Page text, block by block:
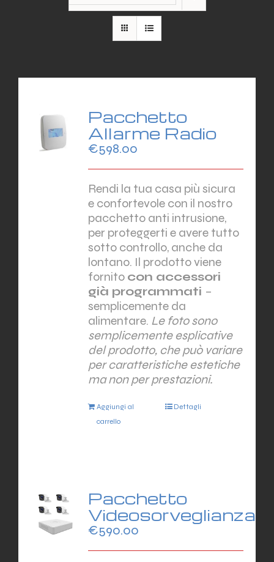
Pacchetto
Allarme Radio
€598.00
Rendi la tua casa più sicura
e confortevole con il nostro
pacchetto anti intrusione,
per proteggerti e avere tutto
sotto controllo, anche da
lontano. Il prodotto viene
fornito con accessori
già programmati –
semplicemente da
alimentare. Le foto sono
semplicemente esplicative
del prodotto, che può variare
per caratteristiche estetiche
ma non per prestazioni.
Aggiungi al
carrello
Dettagli
Pacchetto
Videosorveglianza
€590.00